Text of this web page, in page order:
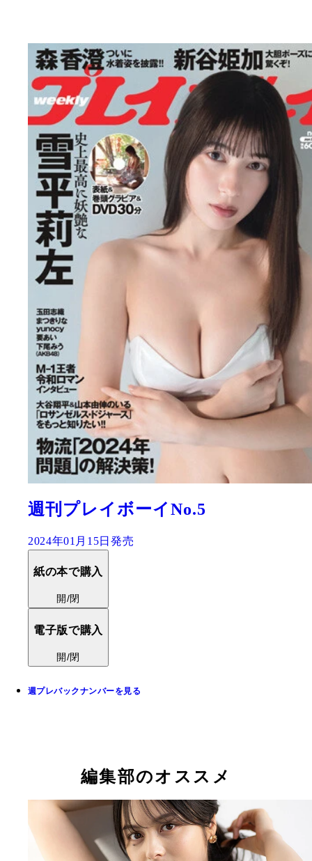
週刊プレイボーイNo.5
2024年01月15日発売
紙の本で購入
開/閉
電子版で購入
開/閉
週プレバックナンバーを見る
編集部のオススメ